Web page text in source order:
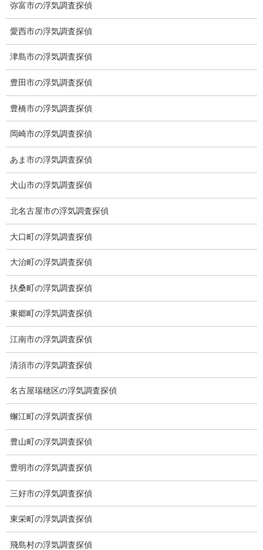
電磁波攻撃
浮気相手の身元調査
身元調査
ストーカー調査
弥富市の浮気調査探偵
愛西市の浮気調査探偵
津島市の浮気調査探偵
豊田市の浮気調査探偵
豊橋市の浮気調査探偵
岡崎市の浮気調査探偵
あま市の浮気調査探偵
犬山市の浮気調査探偵
北名古屋市の浮気調査探偵
大口町の浮気調査探偵
大治町の浮気調査探偵
扶桑町の浮気調査探偵
東郷町の浮気調査探偵
江南市の浮気調査探偵
清須市の浮気調査探偵
名古屋瑞穂区の浮気調査探偵
蠏江町の浮気調査探偵
豊山町の浮気調査探偵
豊明市の浮気調査探偵
三好市の浮気調査探偵
東栄町の浮気調査探偵
飛島村の浮気調査探偵